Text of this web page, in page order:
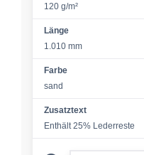
120 g/m²
Länge
1.010 mm
Farbe
sand
Zusatztext
Enthält 25% Lederreste